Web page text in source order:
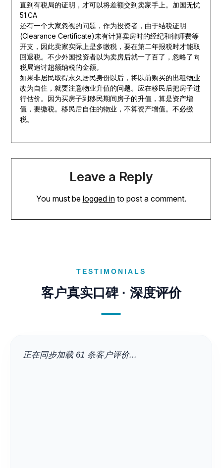
直到有税局的证明，才可以将差额交到卖家手上。加国无忧
51.CA
还有一个大家忽视的问题，作为投资者，由于结税证明
(Clearance Certificate)未有计算卖房时的经纪和律师费等
开支，因此卖家实际上是多缴税，要在第二年报税时才能取
回退税。不少外国投资者以为卖房后就一了百了，忽略了向
税局追讨超额纳税的金额。
如果非居民取得永久居民身份以后，将以前购买的出租物业
改为自住，就要注意物业升值的问题。应在移民后把房子进
行估价。因为买房子到移民期间房子的升值，算是资产增
值，要缴税。移民后自住的物业，不算资产增值。不必缴
税。
Leave a Reply
You must be logged into post a comment.
TESTIMONIALS
客户真实口碑 · 深度评价
正在同步加载 61 条客户评价...